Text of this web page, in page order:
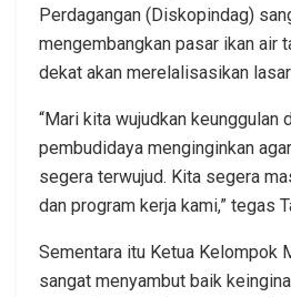
Perdagangan (Diskopindag)
mengembangkan pasar ikan air
dekat akan merelalisasikan
“Mari kita wujudkan keunggulan
pembudidaya menginginkan
segera terwujud. Kita segera
dan program kerja kami,” tegas
Sementara itu Ketua Kelompok
sangat menyambut baik